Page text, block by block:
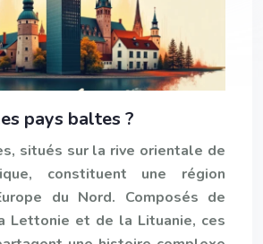
pays baltes ?
situés sur la rive orientale de
constituent une région
du Nord. Composés de
Lettonie et de la Lituanie, ces